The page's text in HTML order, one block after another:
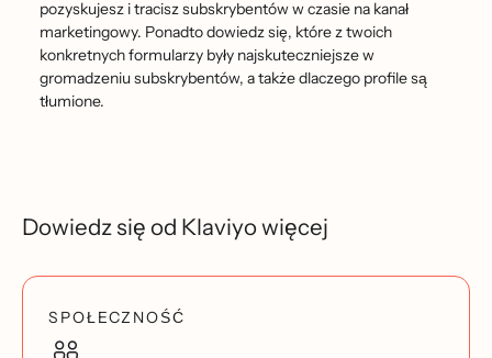
pozyskujesz i tracisz subskrybentów w czasie na kanał
marketingowy. Ponadto dowiedz się, które z twoich
konkretnych formularzy były najskuteczniejsze w
gromadzeniu subskrybentów, a także dlaczego profile są
tłumione.
Dowiedz się od Klaviyo więcej
SPOŁECZNOŚĆ